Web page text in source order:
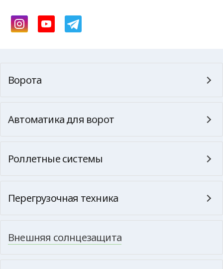
Ворота
Автоматика для ворот
Роллетные системы
Перегрузочная техника
Внешняя солнцезащита